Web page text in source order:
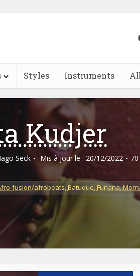
Styles Instruments
Kudjer
Seck Mis à jour le : 20/12/2022
fusion/afrobeats,Batuque,Funana,